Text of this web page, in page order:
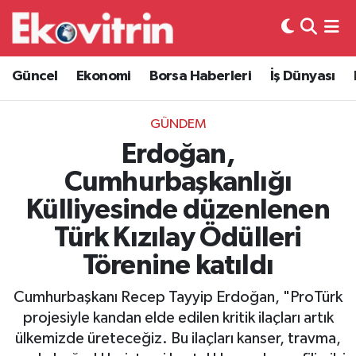
Güncel Ekonomi Borsa Haberleri İş Dünyası
GÜNDEM
Erdoğan,
Cumhurbaşkanlığı
Külliyesinde düzenlenen
Türk Kızılay Ödülleri
Törenine katıldı
Cumhurbaşkanı Recep Tayyip Erdoğan, "ProTürk
projesiyle kandan elde edilen kritik ilaçları artık
ülkemizde üreteceğiz. Bu ilaçları kanser, travma,
Güncel
Ekonomi
Borsa Haberleri
İş Dünyası
Lojistik
Otovitrin
Asayiş
Magazin
Hava Durumu
Trafik Durumu
Süper Lig Puan Durumu ve Fikstür
Tüm Manşetler
Son Dakika Haberleri
Haber Arşivi